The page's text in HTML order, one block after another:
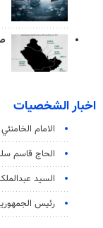
اخبار الشخصيات
الامام الخامنئي
الحاج قاسم
السید
رئيس